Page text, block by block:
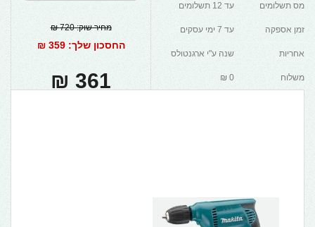
מחיר שוק: 720 ₪
החסכון שלך: 359 ₪
361 ₪
מס תשלומים עד 12 תשלומים
זמן אספקה עד 7 ימי עסקים
אחריות שנה ע"י ארגנטולס
משלוח 0 ₪